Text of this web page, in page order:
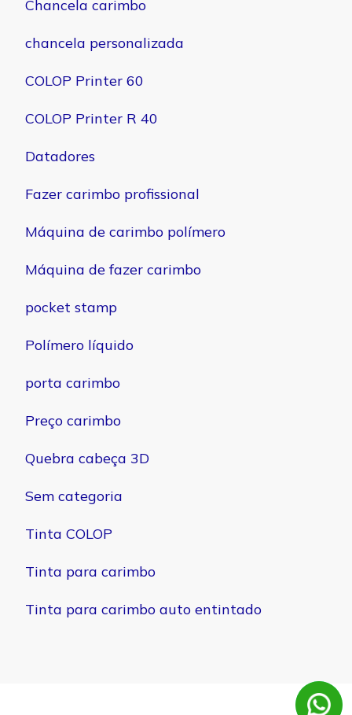
Chancela carimbo
chancela personalizada
COLOP Printer 60
COLOP Printer R 40
Datadores
Fazer carimbo profissional
Máquina de carimbo polímero
Máquina de fazer carimbo
pocket stamp
Polímero líquido
porta carimbo
Preço carimbo
Quebra cabeça 3D
Sem categoria
Tinta COLOP
Tinta para carimbo
Tinta para carimbo auto entintado